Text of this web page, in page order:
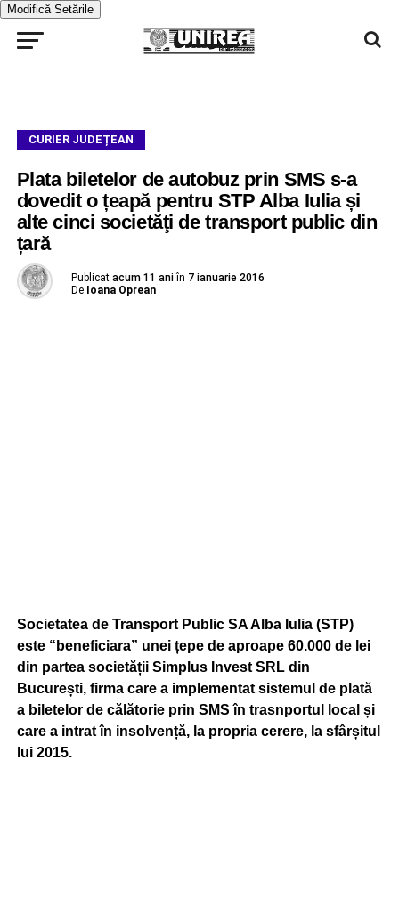
Modifică Setările
CURIER JUDEȚEAN
Plata biletelor de autobuz prin SMS s-a
dovedit o țeapă pentru STP Alba Iulia și
alte cinci societăţi de transport public din
țară
Publicat acum 11 ani în 7 ianuarie 2016
De Ioana Oprean
Societatea de Transport Public SA Alba Iulia (STP)
este “beneficiara” unei țepe de aproape 60.000 de lei
din partea societății Simplus Invest SRL din
București, firma care a implementat sistemul de plată
a biletelor de călătorie prin SMS în trasnportul local și
care a intrat în insolvență, la propria cerere, la sfârșitul
lui 2015.